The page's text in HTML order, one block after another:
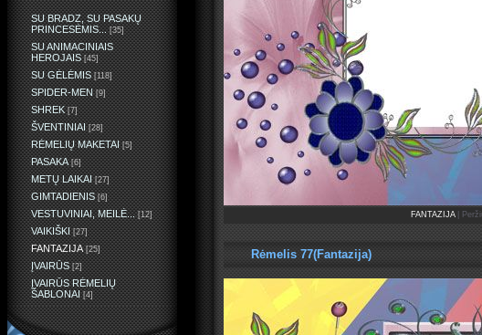
SU BRADZ, SU PASAKŲ
PRINCESĖMIS... [35]
SU ANIMACINIAIS
HEROJAIS [45]
SU GĖLĖMIS [118]
SPIDER-MEN [9]
SHREK [7]
ŠVENTINIAI [28]
RĖMELIŲ MAKETAI [5]
PASAKA [6]
METŲ LAIKAI [27]
GIMTADIENIS [6]
VESTUVINIAI, MEILĖ... [12]
VAIKIŠKI [27]
FANTAZIJA [25]
ĮVAIRŪS [2]
ĮVAIRŪS RĖMELIŲ
ŠABLONAI [4]
FANTAZIJA|
Rėmelis 77(Fantazija)